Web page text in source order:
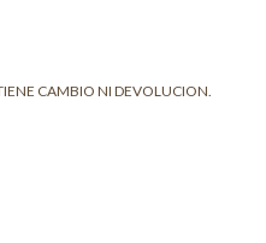
CAMBIO NI DEVOLUCION.